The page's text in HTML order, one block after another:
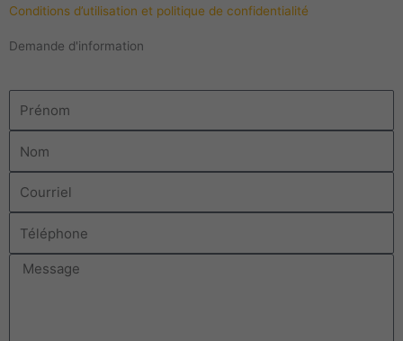
Conditions d’utilisation et politique de confidentialité
Demande d'information
Message